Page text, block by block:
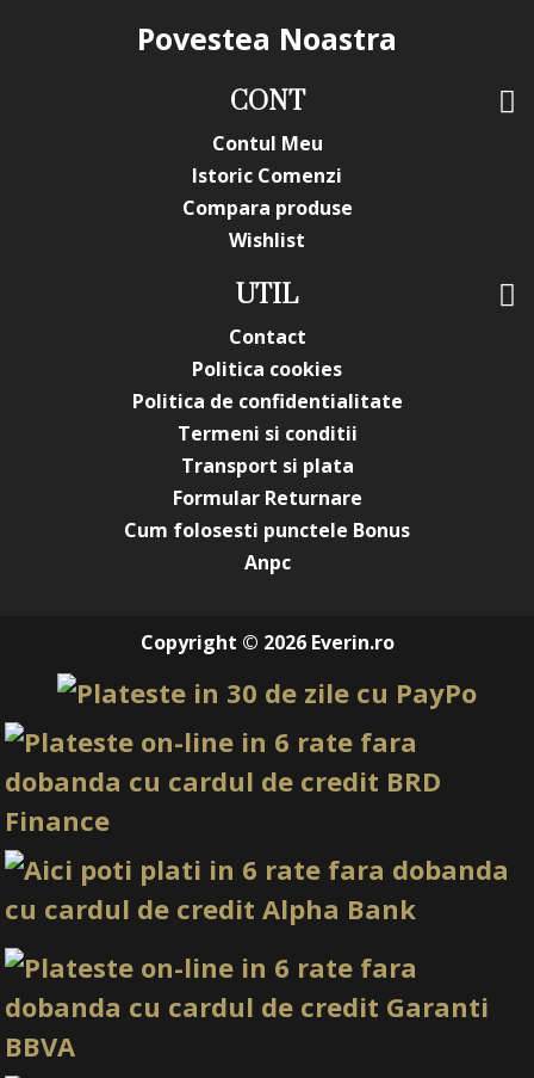
Povestea Noastra
CONT
Contul Meu
Istoric Comenzi
Compara produse
Wishlist
UTIL
Contact
Politica cookies
Politica de confidentialitate
Termeni si conditii
Transport si plata
Formular Returnare
Cum folosesti punctele Bonus
Anpc
Copyright © 2026 Everin.ro